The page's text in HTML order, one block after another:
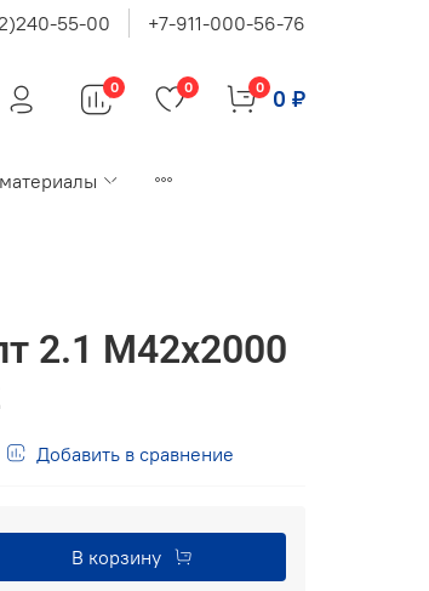
55-00 +7-911-000-56-76
0 0 0 0 ₽
2.1 М42х2000
Добавить в сравнение
В корзину